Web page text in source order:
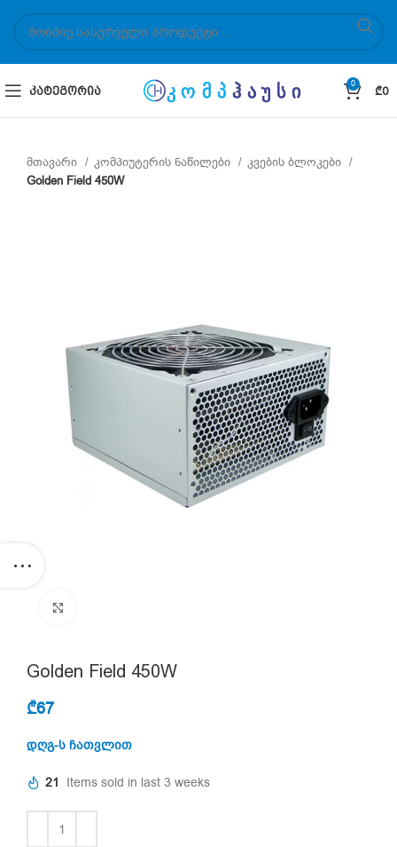
ᲙᲐᲢᲔᲒᲝᲠᲘᲐ
0
₾0
მთავარი კომპიუტერის ნაწილები
კვების ბლოკები
Golden Field 450W
Golden Field 450W
₾67
დღგ-ს ჩათვლით
21 Items sold in last 3 weeks